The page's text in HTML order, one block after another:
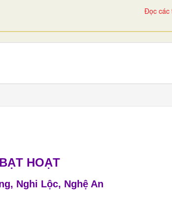
Đọc các
HOẠT
Nghi Lộc, Nghệ An